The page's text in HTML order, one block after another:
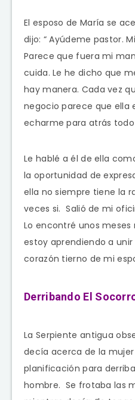
El esposo de María se
dijo: “ Ayúdeme pastor.
Parece que fuera mi
cuida. Le he dicho que
hay manera. Cada vez
negocio parece que ella
echarme para atrás todo
Le hablé a él de ella
la oportunidad de
ella no siempre tiene la
veces si. Salió de mi
Lo encontré unos meses
estoy aprendiendo a
corazón tierno de mi
Derribando El
La Serpiente antigua
decía acerca de la
planificación para
hombre. Se frotaba las